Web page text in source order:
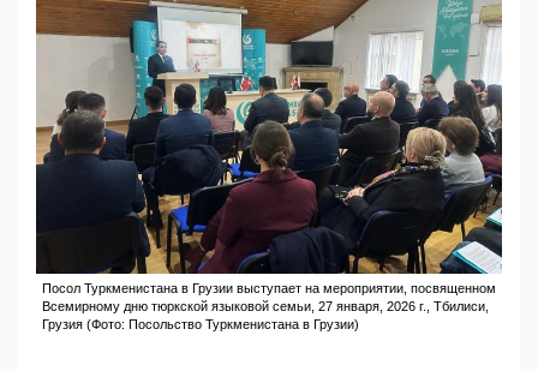
Посол Туркменистана в Грузии выступает на мероприятии, посвященном
Всемирному дню тюркской языковой семьи, 27 января, 2026 г., Тбилиси,
Грузия (Фото: Посольство Туркменистана в Грузии)